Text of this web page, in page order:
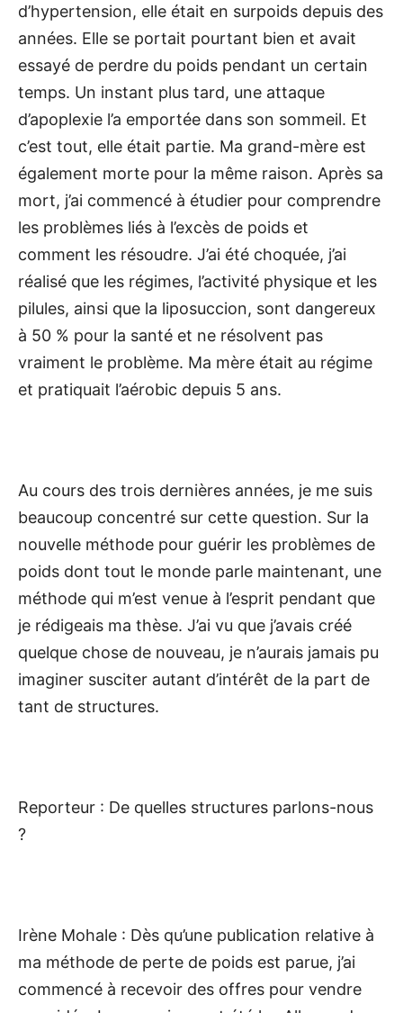
d’hypertension, elle était en surpoids depuis des
années. Elle se portait pourtant bien et avait
essayé de perdre du poids pendant un certain
temps. Un instant plus tard, une attaque
d’apoplexie l’a emportée dans son sommeil. Et
c’est tout, elle était partie. Ma grand-mère est
également morte pour la même raison. Après sa
mort, j’ai commencé à étudier pour comprendre
les problèmes liés à l’excès de poids et
comment les résoudre. J’ai été choquée, j’ai
réalisé que les régimes, l’activité physique et les
pilules, ainsi que la liposuccion, sont dangereux
à 50 % pour la santé et ne résolvent pas
vraiment le problème. Ma mère était au régime
et pratiquait l’aérobic depuis 5 ans.
Au cours des trois dernières années, je me suis
beaucoup concentré sur cette question. Sur la
nouvelle méthode pour guérir les problèmes de
poids dont tout le monde parle maintenant, une
méthode qui m’est venue à l’esprit pendant que
je rédigeais ma thèse. J’ai vu que j’avais créé
quelque chose de nouveau, je n’aurais jamais pu
imaginer susciter autant d’intérêt de la part de
tant de structures.
Reporteur : De quelles structures parlons-nous
?
Irène Mohale : Dès qu’une publication relative à
ma méthode de perte de poids est parue, j’ai
commencé à recevoir des offres pour vendre